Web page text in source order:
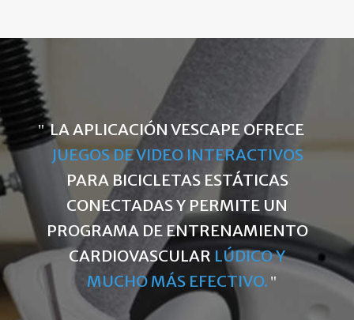
LA APLICACIÓN VESCAPE OFRECE
JUEGOS DE VIDEO INTERACTIVOS
PARA BICICLETAS ESTÁTICAS
CONECTADAS Y PERMITE UN
PROGRAMA DE ENTRENAMIENTO
CARDIOVASCULAR LÚDICO Y
MUCHO MÁS EFECTIVO.